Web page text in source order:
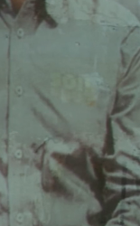
Ota yhteyttä